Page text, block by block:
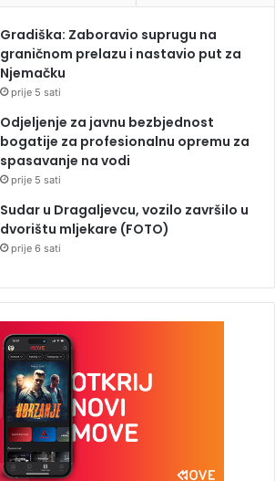
Gradiška: Zaboravio suprugu na
graničnom prelazu i nastavio put za
Njemačku
prije 5 sati
Odjeljenje za javnu bezbjednost
bogatije za profesionalnu opremu za
spasavanje na vodi
prije 5 sati
Sudar u Dragaljevcu, vozilo završilo u
dvorištu mljekare (FOTO)
prije 6 sati